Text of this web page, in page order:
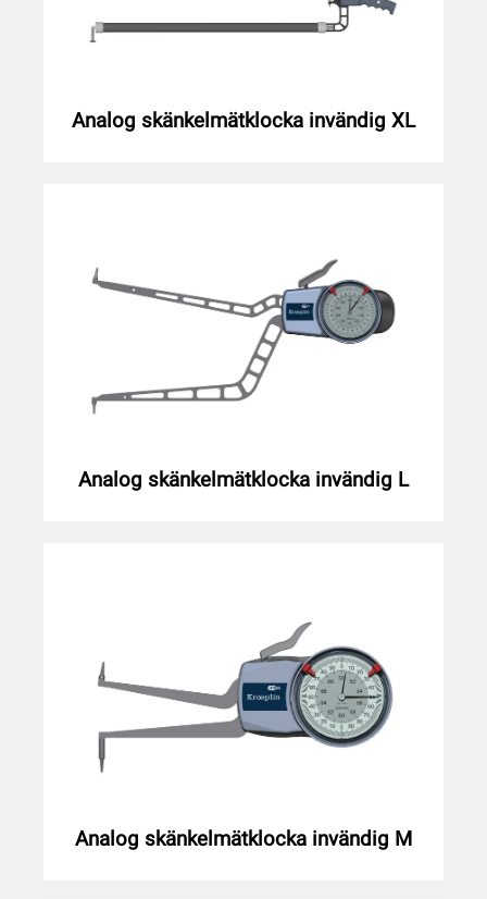
Analog skänkelmätklocka invändig XL
Analog skänkelmätklocka invändig L
Analog skänkelmätklocka invändig M